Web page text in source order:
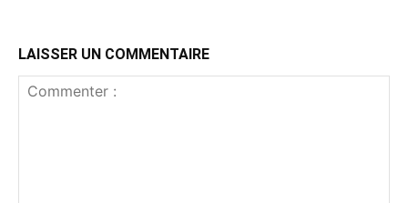
LAISSER UN COMMENTAIRE